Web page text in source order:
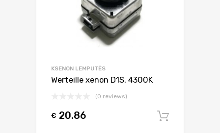
KSENON LEMPUTĖS
Werteille xenon D1S, 4300K
(0 reviews)
€ 20.86